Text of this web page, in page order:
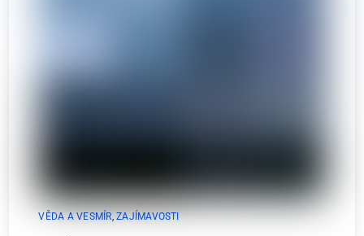
VĚDA A VESMÍR ,ZAJÍMAVOSTI